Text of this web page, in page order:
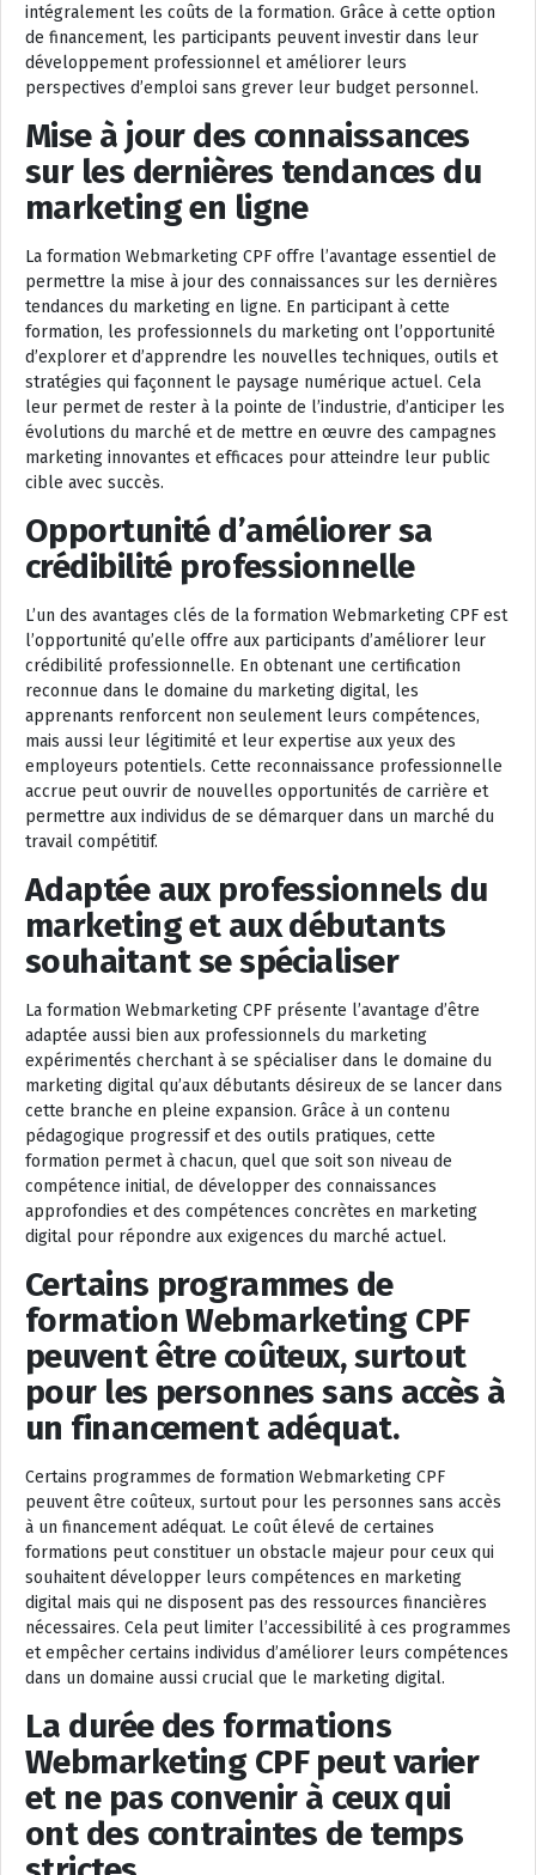
intégralement les coûts de la formation. Grâce à cette option
de financement, les participants peuvent investir dans leur
développement professionnel et améliorer leurs
perspectives d’emploi sans grever leur budget personnel.
Mise à jour des connaissances
sur les dernières tendances du
marketing en ligne
La formation Webmarketing CPF offre l’avantage essentiel de
permettre la mise à jour des connaissances sur les dernières
tendances du marketing en ligne. En participant à cette
formation, les professionnels du marketing ont l’opportunité
d’explorer et d’apprendre les nouvelles techniques, outils et
stratégies qui façonnent le paysage numérique actuel. Cela
leur permet de rester à la pointe de l’industrie, d’anticiper les
évolutions du marché et de mettre en œuvre des campagnes
marketing innovantes et efficaces pour atteindre leur public
cible avec succès.
Opportunité d’améliorer sa
crédibilité professionnelle
L’un des avantages clés de la formation Webmarketing CPF est
l’opportunité qu’elle offre aux participants d’améliorer leur
crédibilité professionnelle. En obtenant une certification
reconnue dans le domaine du marketing digital, les
apprenants renforcent non seulement leurs compétences,
mais aussi leur légitimité et leur expertise aux yeux des
employeurs potentiels. Cette reconnaissance professionnelle
accrue peut ouvrir de nouvelles opportunités de carrière et
permettre aux individus de se démarquer dans un marché du
travail compétitif.
Adaptée aux professionnels du
marketing et aux débutants
souhaitant se spécialiser
La formation Webmarketing CPF présente l’avantage d’être
adaptée aussi bien aux professionnels du marketing
expérimentés cherchant à se spécialiser dans le domaine du
marketing digital qu’aux débutants désireux de se lancer dans
cette branche en pleine expansion. Grâce à un contenu
pédagogique progressif et des outils pratiques, cette
formation permet à chacun, quel que soit son niveau de
compétence initial, de développer des connaissances
approfondies et des compétences concrètes en marketing
digital pour répondre aux exigences du marché actuel.
Certains programmes de
formation Webmarketing CPF
peuvent être coûteux, surtout
pour les personnes sans accès à
un financement adéquat.
Certains programmes de formation Webmarketing CPF
peuvent être coûteux, surtout pour les personnes sans accès
à un financement adéquat. Le coût élevé de certaines
formations peut constituer un obstacle majeur pour ceux qui
souhaitent développer leurs compétences en marketing
digital mais qui ne disposent pas des ressources financières
nécessaires. Cela peut limiter l’accessibilité à ces programmes
et empêcher certains individus d’améliorer leurs compétences
dans un domaine aussi crucial que le marketing digital.
La durée des formations
Webmarketing CPF peut varier
et ne pas convenir à ceux qui
ont des contraintes de temps